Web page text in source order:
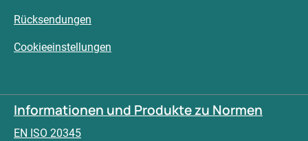
Rücksendungen
Cookieeinstellungen
Informationen und Produkte zu Normen
EN ISO 20345